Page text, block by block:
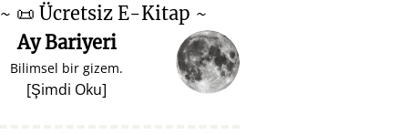
~ 📜 Ücretsiz E-Kitap ~
Ay Bariyeri
Bilimsel bir gizem.
[Şimdi Oku]